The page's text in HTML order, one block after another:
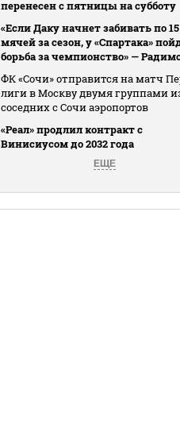
перенесен с пятницы на субботу
«Если Даку начнет забивать по 15
мячей за сезон, у «Спартака»
борьба за чемпионство» —
ФК «Сочи» отправится на матч
лиги в Москву двумя группами
соседних с Сочи аэропортов
«Реал» продлил контракт с
Винисиусом до 2032 года
ЕЩЕ